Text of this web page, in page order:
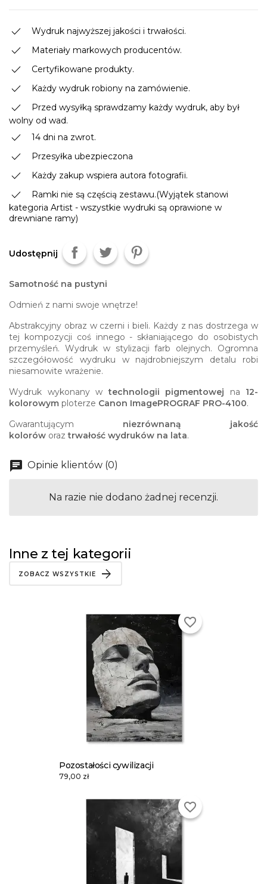
done Wydruk najwyższej jakości i trwałości.
done Materiały markowych producentów.
done Certyfikowane produkty.
done Każdy wydruk robiony na zamówienie.
done
Przed wysyłką sprawdzamy każdy wydruk, aby był
wolny od wad.
done 14 dni na zwrot.
done Przesyłka ubezpieczona
done Każdy zakup wspiera autora fotografii.
done
Ramki nie są częścią zestawu.(Wyjątek stanowi
kategoria Artist - wszystkie wydruki są oprawione w
drewniane ramy)
Udostępnij
Samotność na pustyni
Odmień z nami swoje wnętrze!
Abstrakcyjny obraz w czerni i bieli. Każdy z nas dostrzega w
tej kompozycji coś innego - skłaniającego do osobistych
przemyśleń. Wydruk w stylizacji farb olejnych. Ogromna
szczegółowość wydruku w najdrobniejszym detalu robi
niesamowite wrażenie.
Wydruk wykonany wtechnologii pigmentowej na 12-
kolorowym ploterze Canon ImagePROGRAF PRO-4100.
Gwarantującym niezrównaną jakość
kolorów oraztrwałość wydruków na lata.
Opinie klientów (0)
Na razie nie dodano żadnej recenzji.
Inne z tej kategorii
ZOBACZ WSZYSTKIE
Pozostałości cywilizacji
79,00 zł
favorite_border
favorite_border